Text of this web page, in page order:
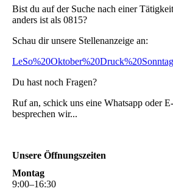
Bist du auf der Suche nach einer
anders ist als 0815?
Schau dir unsere Stellenanzeige an:
Du hast noch Fragen?
Ruf an, schick uns eine Whatsapp oder
besprechen wir...
Unsere Öffnungszeiten
Montag
9:00–16:30